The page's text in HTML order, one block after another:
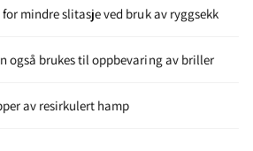
mindre slitasje ved bruk av ryggsekk
også brukes til oppbevaring av briller
av resirkulert hamp